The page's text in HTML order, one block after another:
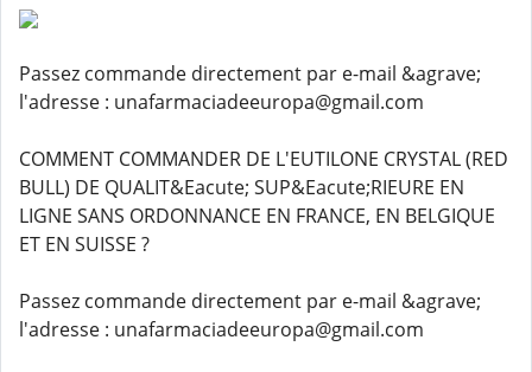
Passez commande directement par e-mail &agrave;
l'adresse : unafarmaciadeeuropa@gmail.com
COMMENT COMMANDER DE L'EUTILONE CRYSTAL (RED
BULL) DE QUALIT&Eacute; SUP&Eacute;RIEURE EN
LIGNE SANS ORDONNANCE EN FRANCE, EN BELGIQUE
ET EN SUISSE ?
Passez commande directement par e-mail &agrave;
l'adresse : unafarmaciadeeuropa@gmail.com